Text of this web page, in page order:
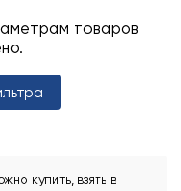
товаров
купить, взять в